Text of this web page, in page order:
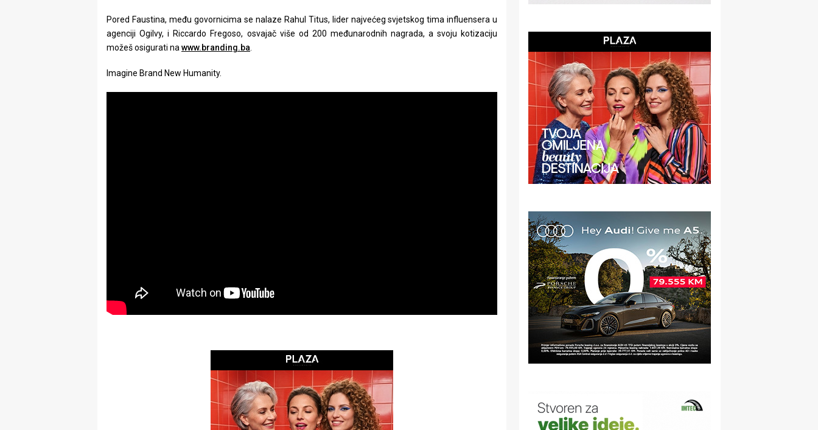
Pored Faustina, među govornicima se nalaze Rahul Titus, lider najvećeg svjetskog tima influensera u
agenciji Ogilvy, i Riccardo Fregoso, osvajač više od 200 međunarodnih nagrada, a svoju kotizaciju
možeš osigurati nawww.branding.ba.
Imagine Brand New Humanity.